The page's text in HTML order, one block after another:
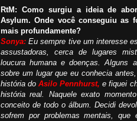
RtM: Como surgiu a ideia de
Asylum. Onde você conseguiu as
mais profundamente?
Sonya: Eu sempre tive um interesse
assustadoras, cerca de lugares
loucura humana e doenças. Alguns
sobre um lugar que eu conhecia
história doAsilo Pennhurst, e fiquei
história real. Naquele exato
conceito de todo o álbum. Decidi
sofrem por problemas mentais, que